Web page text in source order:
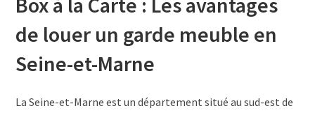
de louer un garde meuble en
Seine-et-Marne
La Seine-et-Marne est un département situé au sud-est de